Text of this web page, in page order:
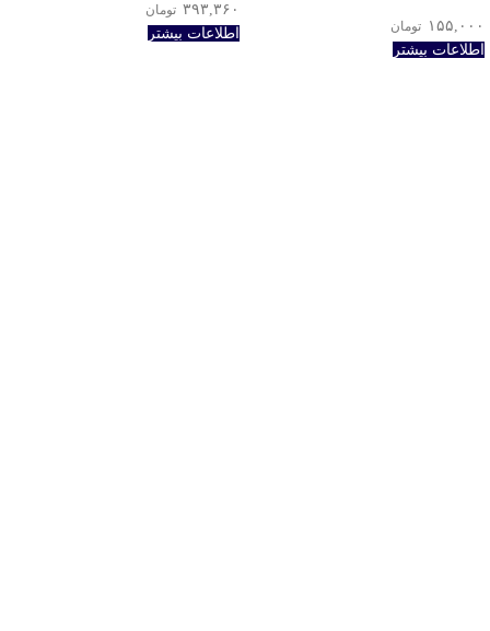
۱۵۵,۰۰۰ تومان
اطلاعات بیشتر
۳۹۳,۳۶۰ تومان
اطلاعات بیشتر